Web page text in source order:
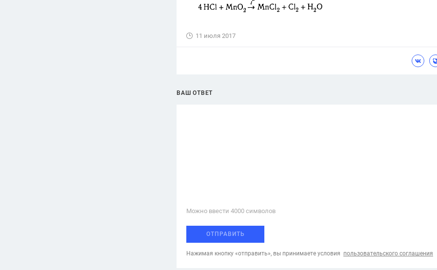
11 июля 2017
ВАШ ОТВЕТ
Можно ввести 4000 cимволов
ОТПРАВИТЬ
Нажимая кнопку «отправить», вы принимаете условия пользовательского соглашения